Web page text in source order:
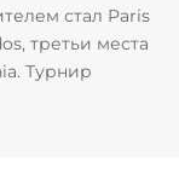
стал Paris
третьи места
Турнир